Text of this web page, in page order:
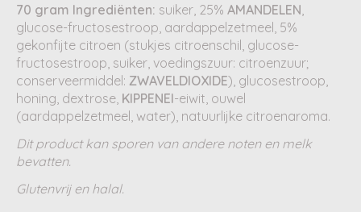
70 gram Ingrediënten: suiker, 25% AMANDELEN
glucose-fructosestroop, aardappelzetmeel, 5%
gekonfijte citroen (stukjes citroenschil, glucose-
fructosestroop, suiker, voedingszuur: citroenzuur;
conserveermiddel: ZWAVELDIOXIDE), glucosestroop,
honing, dextrose, KIPPENEI-eiwit, ouwel
(aardappelzetmeel, water), natuurlijke citroenaroma.
Dit product kan sporen van andere noten en melk
bevatten.
Glutenvrij en halal.